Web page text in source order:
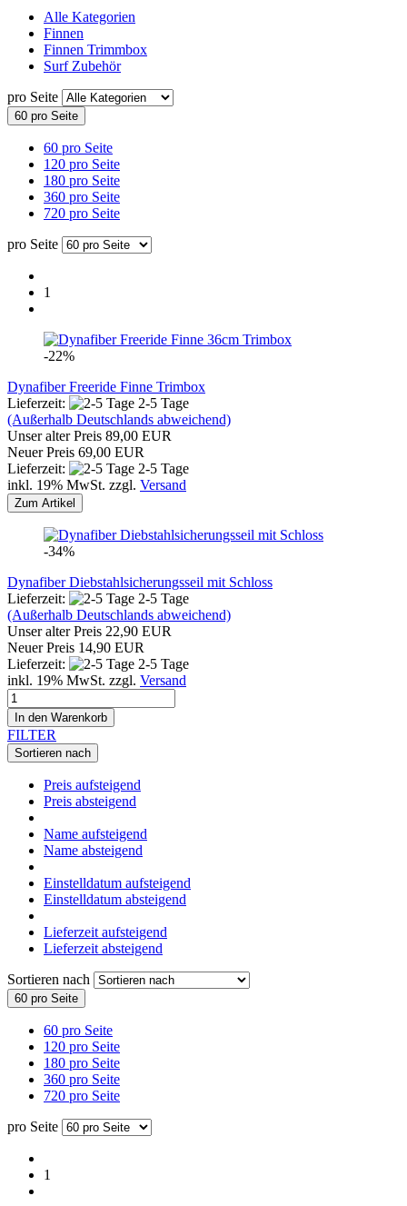
Alle Kategorien
Finnen
Finnen Trimmbox
Surf Zubehör
pro Seite
60 pro Seite
60 pro Seite
120 pro Seite
180 pro Seite
360 pro Seite
720 pro Seite
pro Seite
1
-22%
Dynafiber Freeride Finne Trimbox
Lieferzeit:
2-5 Tage
(Außerhalb Deutschlands abweichend)
Unser alter Preis 89,00 EUR
Neuer Preis 69,00 EUR
Lieferzeit:
2-5 Tage
inkl. 19% MwSt. zzgl. Versand
Zum Artikel
-34%
Dynafiber Diebstahlsicherungsseil mit Schloss
Lieferzeit:
2-5 Tage
(Außerhalb Deutschlands abweichend)
Unser alter Preis 22,90 EUR
Neuer Preis 14,90 EUR
Lieferzeit:
2-5 Tage
inkl. 19% MwSt. zzgl. Versand
In den Warenkorb
FILTER
Sortieren nach
Preis aufsteigend
Preis absteigend
Name aufsteigend
Name absteigend
Einstelldatum aufsteigend
Einstelldatum absteigend
Lieferzeit aufsteigend
Lieferzeit absteigend
Sortieren nach
60 pro Seite
60 pro Seite
120 pro Seite
180 pro Seite
360 pro Seite
720 pro Seite
pro Seite
1